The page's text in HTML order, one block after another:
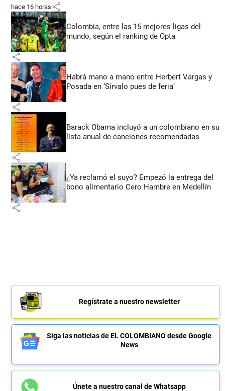
hace 16 horas share
Colombia, entre las 15 mejores ligas del
mundo, según el ranking de Opta
share
Habrá mano a mano entre Herbert Vargas y
Posada en ‘Sírvalo pues de feria’
share
Barack Obama incluyó a un colombiano en su
lista anual de canciones recomendadas
share
¿Ya reclamó el suyo? Empezó la entrega del
bono alimentario Cero Hambre en Medellín
share
Regístrate a nuestro newsletter
Siga las noticias de EL COLOMBIANO desde Google
News
Únete a nuestro canal de Whatsapp